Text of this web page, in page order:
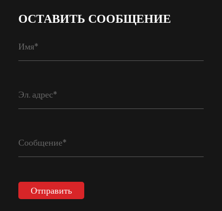
ОСТАВИТЬ СООБЩЕНИЕ
Отправить